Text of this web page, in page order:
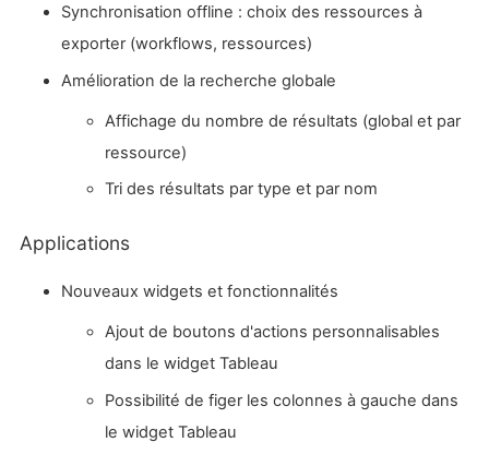
Synchronisation offline : choix des ressources à
exporter (workflows, ressources)
Amélioration de la recherche globale
Affichage du nombre de résultats (global et par
ressource)
Tri des résultats par type et par nom
Applications
Nouveaux widgets et fonctionnalités
Ajout de boutons d'actions personnalisables
dans le widget Tableau
Possibilité de figer les colonnes à gauche dans
le widget Tableau